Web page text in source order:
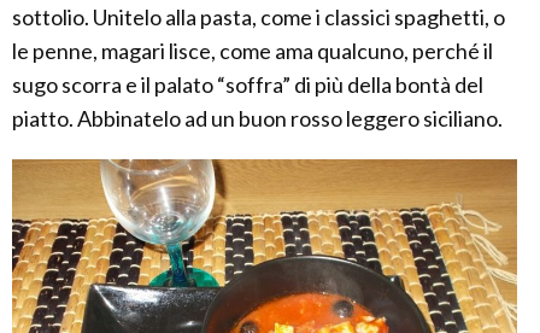
sottolio. Unitelo alla pasta, come i classici spaghetti, o
le penne, magari lisce, come ama qualcuno, perché il
sugo scorra e il palato “soffra” di più della bontà del
piatto. Abbinatelo ad un buon rosso leggero siciliano.